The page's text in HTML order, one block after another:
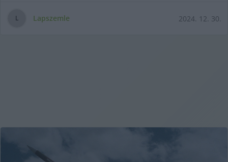
L Lapszemle 2024. 12. 30.